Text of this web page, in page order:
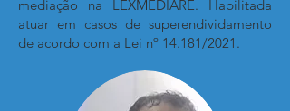
mediação na LEXMEDIARE. Habilitada
atuar em casos de superendividamento
de acordo com a Lei nº 14.181/2021.